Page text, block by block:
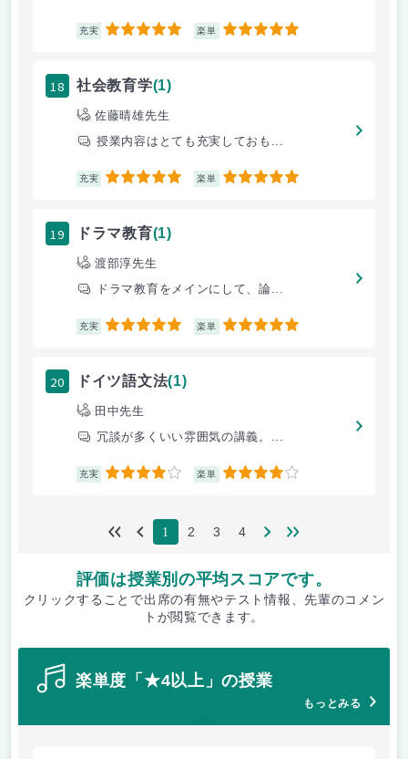
充実 5 楽単 5
18 社会教育学(1)
佐藤晴雄先生
授業内容はとても充実しておも...
充実 5 楽単 5
19 ドラマ教育(1)
渡部淳先生
ドラマ教育をメインにして、論...
充実 5 楽単 5
20 ドイツ語文法(1)
田中先生
冗談が多くいい雰囲気の講義。...
充実 4 楽単 4
1 2 3 4
評価は授業別の平均スコアです。
クリックすることで出席の有無やテスト情報、先輩のコメン
トが閲覧できます。
楽単度「★4以上」の授業
もっとみる